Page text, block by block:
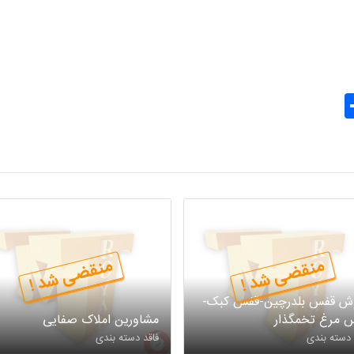
منقضی شد !
قفس بلدرچین-قفس کبک-
مرغ تخمگذار
دسته بندی
منقضی شد !
مشاورین املاک صفایی
فاقد دسته بندی